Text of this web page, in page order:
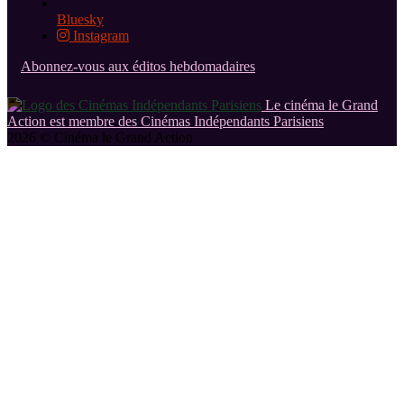
Bluesky
Instagram
Abonnez-vous aux éditos hebdomadaires
Le cinéma le Grand
Action est membre des Cinémas Indépendants Parisiens
2026 © Cinéma le Grand Action